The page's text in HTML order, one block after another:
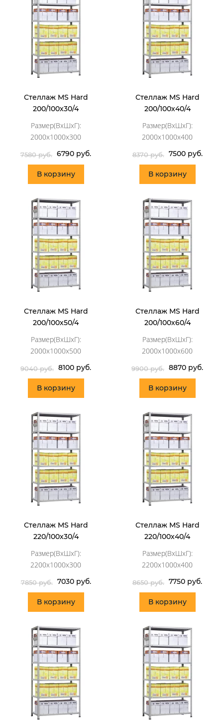
Стеллаж MS Hard
200/100х30/4
Размер(ВхШхГ):
2000x1000x300
7580 руб. 6790 руб.
В корзину
Стеллаж MS Hard
200/100х40/4
Размер(ВхШхГ):
2000x1000x400
8370 руб. 7500 руб.
В корзину
Стеллаж MS Hard
200/100х50/4
Размер(ВхШхГ):
2000x1000x500
9040 руб. 8100 руб.
В корзину
Стеллаж MS Hard
200/100х60/4
Размер(ВхШхГ):
2000x1000x600
9900 руб. 8870 руб.
В корзину
Стеллаж MS Hard
220/100х30/4
Размер(ВхШхГ):
2200x1000x300
7850 руб. 7030 руб.
В корзину
Стеллаж MS Hard
220/100х40/4
Размер(ВхШхГ):
2200x1000x400
8650 руб. 7750 руб.
В корзину